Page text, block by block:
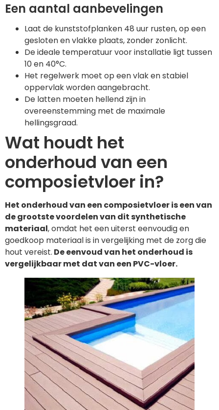
Een aantal aanbevelingen
Laat de kunststofplanken 48 uur rusten, op een
gesloten en vlakke plaats, zonder zonlicht.
De ideale temperatuur voor installatie ligt tussen
10 en 40°C.
Het regelwerk moet op een vlak en stabiel
oppervlak worden aangebracht.
De latten moeten hellend zijn in
overeenstemming met de maximale
hellingsgraad.
Wat houdt het
onderhoud van een
composietvloer in?
Het onderhoud van een composietvloer is een van
de grootste voordelen van dit synthetische
materiaal, omdat het een uiterst eenvoudig en
goedkoop materiaal is in vergelijking met de zorg die
hout vereist. De eenvoud van het onderhoud is
vergelijkbaar met dat van een PVC-vloer.